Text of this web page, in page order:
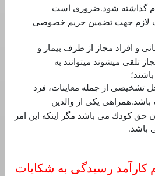
گذاشته شود.ضروری است
لازم جهت تضمين حريم خصوصی
و افراد مجاز از طرف بيمار و
تلقی ميشوند ميتوانند به
تشخيصی از جمله معاينات، فرد
باشد.همراهی يكی از والدين
حق كودك می باشد مگر اينكه اين امر
باشد.
رسيدگی به شكايات